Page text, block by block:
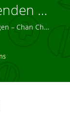
|
C.
– Chan Chin